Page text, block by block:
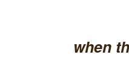
when